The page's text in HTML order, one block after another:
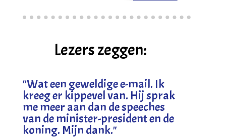
Lezers zeggen:
"Wat een geweldige e-mail. Ik
kreeg er kippevel van. Hij sprak
me meer aan dan de speeches
van de minister-president en de
koning. Mijn dank."